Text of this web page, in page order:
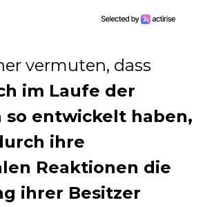
vermuten, dass
im Laufe der
so entwickelt haben,
ihre
Reaktionen die
ihrer Besitzer